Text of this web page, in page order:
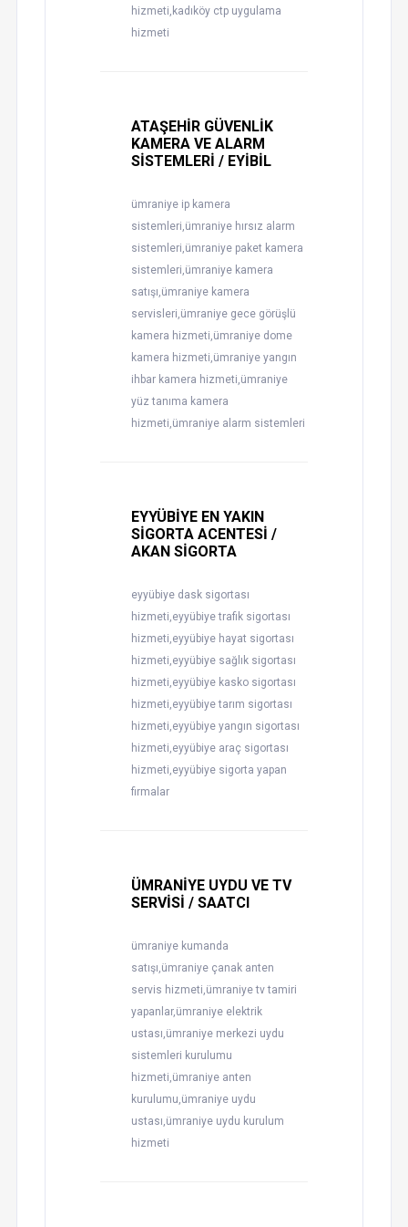
hizmeti,kadıköy ctp uygulama
hizmeti
ATAŞEHİR GÜVENLİK
KAMERA VE ALARM
SİSTEMLERİ / EYİBİL
ümraniye ip kamera
sistemleri,ümraniye hırsız alarm
sistemleri,ümraniye paket kamera
sistemleri,ümraniye kamera
satışı,ümraniye kamera
servisleri,ümraniye gece görüşlü
kamera hizmeti,ümraniye dome
kamera hizmeti,ümraniye yangın
ihbar kamera hizmeti,ümraniye
yüz tanıma kamera
hizmeti,ümraniye alarm sistemleri
EYYÜBİYE EN YAKIN
SİGORTA ACENTESİ /
AKAN SİGORTA
eyyübiye dask sigortası
hizmeti,eyyübiye trafik sigortası
hizmeti,eyyübiye hayat sigortası
hizmeti,eyyübiye sağlık sigortası
hizmeti,eyyübiye kasko sigortası
hizmeti,eyyübiye tarım sigortası
hizmeti,eyyübiye yangın sigortası
hizmeti,eyyübiye araç sigortası
hizmeti,eyyübiye sigorta yapan
firmalar
ÜMRANİYE UYDU VE TV
SERVİSİ / SAATCI
ümraniye kumanda
satışı,ümraniye çanak anten
servis hizmeti,ümraniye tv tamiri
yapanlar,ümraniye elektrik
ustası,ümraniye merkezi uydu
sistemleri kurulumu
hizmeti,ümraniye anten
kurulumu,ümraniye uydu
ustası,ümraniye uydu kurulum
hizmeti